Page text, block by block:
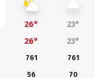
26° 23°
26°
23°
761 761
56
70